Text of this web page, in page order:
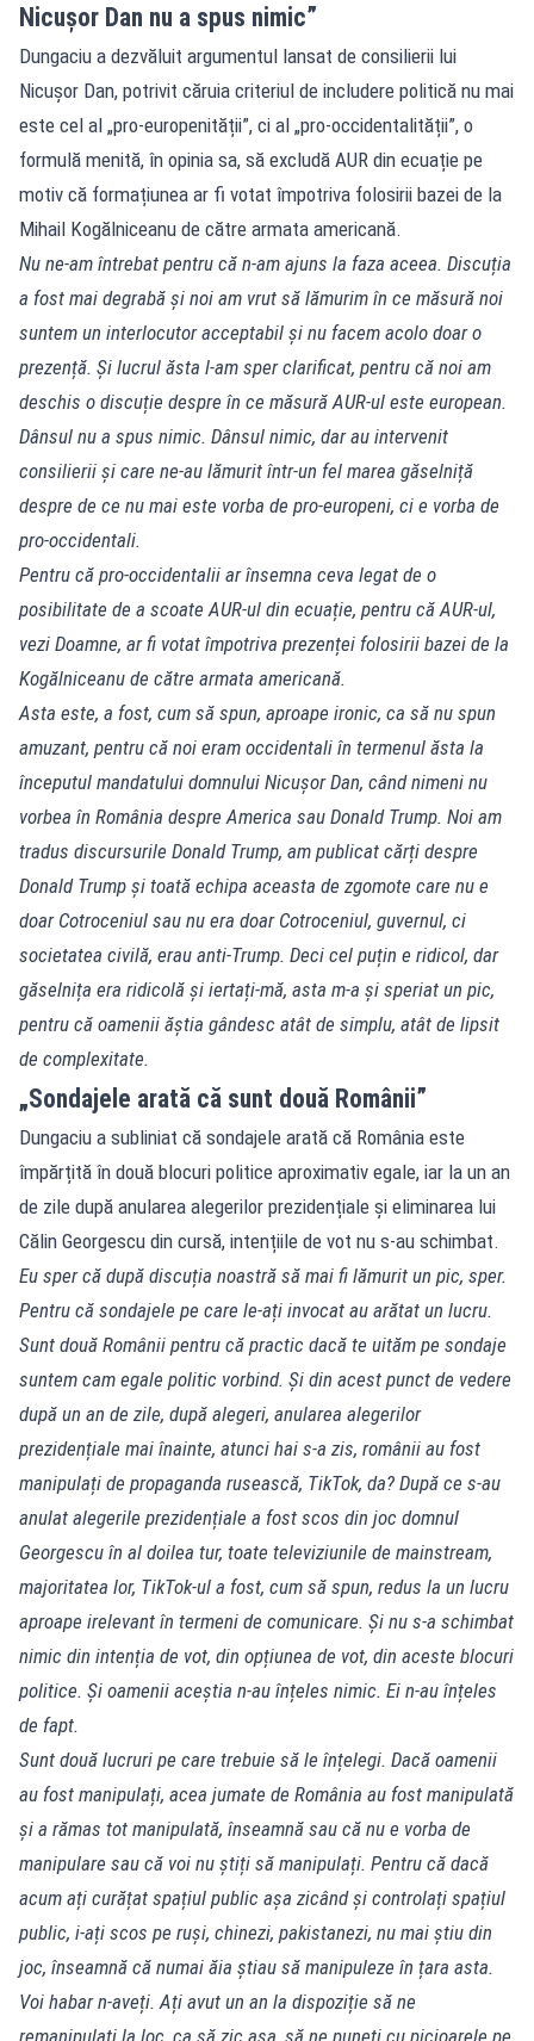
Nicușor Dan nu a spus nimic”
Dungaciu a dezvăluit argumentul lansat de consilierii lui
Nicușor Dan, potrivit căruia criteriul de includere politică nu mai
este cel al „pro-europenității”, ci al „pro-occidentalității”, o
formulă menită, în opinia sa, să excludă AUR din ecuație pe
motiv că formațiunea ar fi votat împotriva folosirii bazei de la
Mihail Kogălniceanu de către armata americană.
Nu ne-am întrebat pentru că n-am ajuns la faza aceea. Discuția
a fost mai degrabă și noi am vrut să lămurim în ce măsură noi
suntem un interlocutor acceptabil și nu facem acolo doar o
prezență. Și lucrul ăsta l-am sper clarificat, pentru că noi am
deschis o discuție despre în ce măsură AUR-ul este european.
Dânsul nu a spus nimic. Dânsul nimic, dar au intervenit
consilierii și care ne-au lămurit într-un fel marea găselniță
despre de ce nu mai este vorba de pro-europeni, ci e vorba de
pro-occidentali.
Pentru că pro-occidentalii ar însemna ceva legat de o
posibilitate de a scoate AUR-ul din ecuație, pentru că AUR-ul,
vezi Doamne, ar fi votat împotriva prezenței folosirii bazei de la
Kogălniceanu de către armata americană.
Asta este, a fost, cum să spun, aproape ironic, ca să nu spun
amuzant, pentru că noi eram occidentali în termenul ăsta la
începutul mandatului domnului Nicușor Dan, când nimeni nu
vorbea în România despre America sau Donald Trump. Noi am
tradus discursurile Donald Trump, am publicat cărți despre
Donald Trump și toată echipa aceasta de zgomote care nu e
doar Cotroceniul sau nu era doar Cotroceniul, guvernul, ci
societatea civilă, erau anti-Trump. Deci cel puțin e ridicol, dar
găselnița era ridicolă și iertați-mă, asta m-a și speriat un pic,
pentru că oamenii ăștia gândesc atât de simplu, atât de lipsit
de complexitate.
„Sondajele arată că sunt două Românii”
Dungaciu a subliniat că sondajele arată că România este
împărțită în două blocuri politice aproximativ egale, iar la un an
de zile după anularea alegerilor prezidențiale și eliminarea lui
Călin Georgescu din cursă, intențiile de vot nu s-au schimbat.
Eu sper că după discuția noastră să mai fi lămurit un pic, sper.
Pentru că sondajele pe care le-ați invocat au arătat un lucru.
Sunt două Românii pentru că practic dacă te uităm pe sondaje
suntem cam egale politic vorbind. Și din acest punct de vedere
după un an de zile, după alegeri, anularea alegerilor
prezidențiale mai înainte, atunci hai s-a zis, românii au fost
manipulați de propaganda rusească, TikTok, da? După ce s-au
anulat alegerile prezidențiale a fost scos din joc domnul
Georgescu în al doilea tur, toate televiziunile de mainstream,
majoritatea lor, TikTok-ul a fost, cum să spun, redus la un lucru
aproape irelevant în termeni de comunicare. Și nu s-a schimbat
nimic din intenția de vot, din opțiunea de vot, din aceste blocuri
politice. Și oamenii aceștia n-au înțeles nimic. Ei n-au înțeles
de fapt.
Sunt două lucruri pe care trebuie să le înțelegi. Dacă oamenii
au fost manipulați, acea jumate de România au fost manipulată
și a rămas tot manipulată, înseamnă sau că nu e vorba de
manipulare sau că voi nu știți să manipulați. Pentru că dacă
acum ați curățat spațiul public așa zicând și controlați spațiul
public, i-ați scos pe ruși, chinezi, pakistanezi, nu mai știu din
joc, înseamnă că numai ăia știau să manipuleze în țara asta.
Voi habar n-aveți. Ați avut un an la dispoziție să ne
remanipulați la loc, ca să zic așa, să ne puneți cu picioarele pe